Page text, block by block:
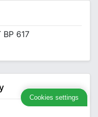
BP 617
Cookies settings